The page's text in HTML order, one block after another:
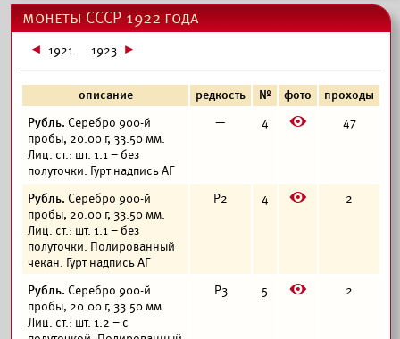
монеты СССР 1922 года
1921 1923
описание редкость № фото
проходы
Рубль. Серебро 900-й
пробы, 20.00 г, 33.50 мм.
Лиц. ст.: шт. 1.1 – без
полуточки. Гурт надпись АГ
— 4 E 47
Рубль. Серебро 900-й
пробы, 20.00 г, 33.50 мм.
Лиц. ст.: шт. 1.1 – без
полуточки. Полированный
чекан. Гурт надпись АГ
Р2 4 E 2
Рубль. Серебро 900-й
пробы, 20.00 г, 33.50 мм.
Лиц. ст.: шт. 1.2 – с
Р3 5 E 2